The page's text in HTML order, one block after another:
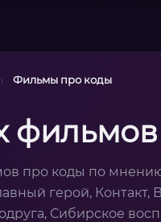
› Фильмы про коды
про коды по
герой, Контакт,
Сибирское